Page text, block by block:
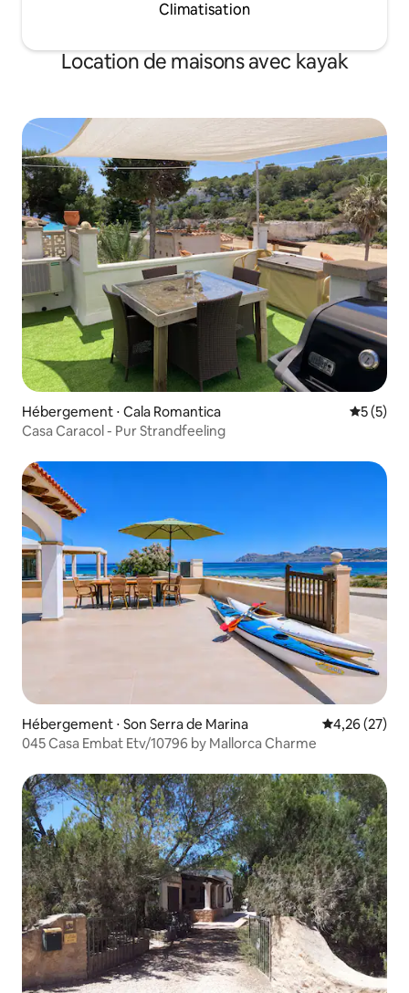
Climatisation
Location de maisons avec kayak
Hébergement ⋅ Cala Romantica
5 (5)
Casa Caracol - Pur Strandfeeling
Hébergement ⋅ Son Serra de Marina Évaluation
4,26 (27)
045 Casa Embat Etv/10796 by Mallorca Charme